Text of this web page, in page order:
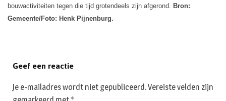
bouwactiviteiten tegen die tijd grotendeels zijn afgerond. Bron:
Gemeente/Foto: Henk Pijnenburg.
Geef een reactie
Je e-mailadres wordt niet gepubliceerd.Vereiste velden zijn